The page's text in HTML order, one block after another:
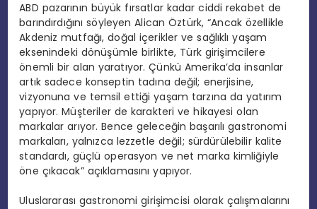
ABD pazarının büyük fırsatlar kadar ciddi rekabet de
barındırdığını söyleyen Alican Öztürk, “Ancak özellikle
Akdeniz mutfağı, doğal içerikler ve sağlıklı yaşam
eksenindeki dönüşümle birlikte, Türk girişimcilere
önemli bir alan yaratıyor. Çünkü Amerika’da insanlar
artık sadece konseptin tadına değil; enerjisine,
vizyonuna ve temsil ettiği yaşam tarzına da yatırım
yapıyor. Müşteriler de karakteri ve hikayesi olan
markalar arıyor. Bence geleceğin başarılı gastronomi
markaları, yalnızca lezzetle değil; sürdürülebilir kalite
standardı, güçlü operasyon ve net marka kimliğiyle
öne çıkacak” açıklamasını yapıyor.
Uluslararası gastronomi girişimcisi olarak çalışmalarını